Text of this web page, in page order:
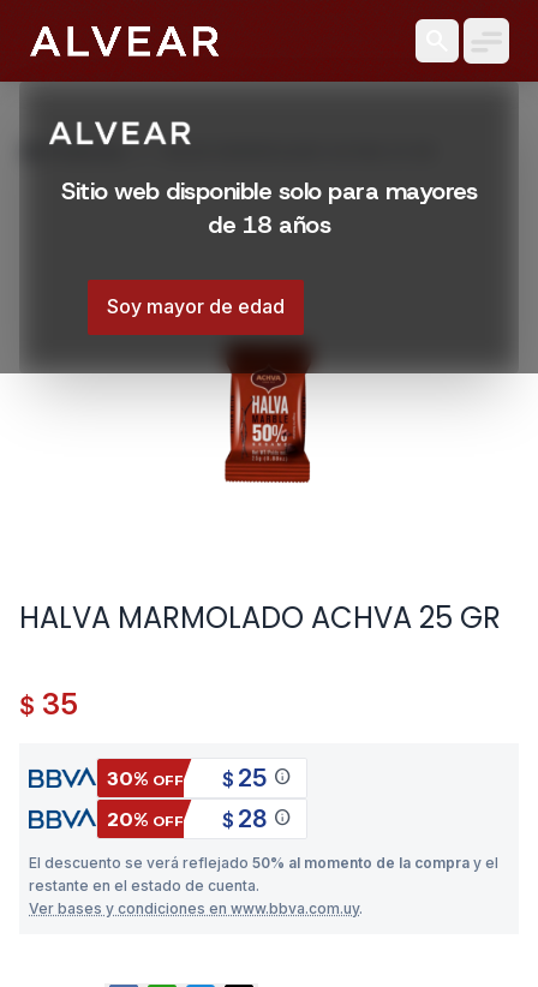
Sitio web disponible solo para mayores
de 18 años
Soy mayor de edad
Productos HALVA MARMOLADO ACHVA 25 GR
HALVA MARMOLADO ACHVA 25 GR
$ 35
30% OFF $ 25 info
20% OFF $ 28 info
El descuento se verá reflejado 50% al momento de la compra y el
restante en el estado de cuenta.
Ver bases y condiciones en www.bbva.com.uy.